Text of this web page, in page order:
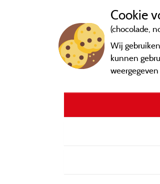
Cookie
(chocolade,
Wij
kunnen